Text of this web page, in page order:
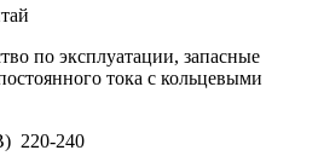
по эксплуатации, запасные
тока с кольцевыми
220-240